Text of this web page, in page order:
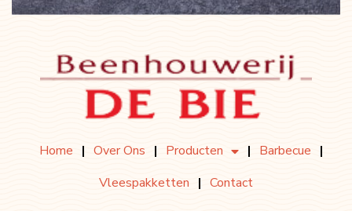
Home Over Ons Producten
Barbecue
Vleespakketten
Contact